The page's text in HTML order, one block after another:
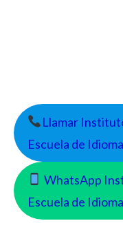
Llamar
Escuela de
WhatsApp
Escuela de